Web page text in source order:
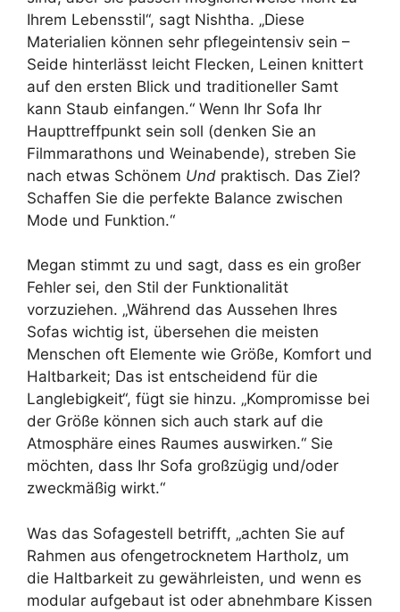
Ihrem Lebensstil“, sagt Nishtha. „Diese
Materialien können sehr pflegeintensiv sein –
Seide hinterlässt leicht Flecken, Leinen knittert
auf den ersten Blick und traditioneller Samt
kann Staub einfangen.“ Wenn Ihr Sofa Ihr
Haupttreffpunkt sein soll (denken Sie an
Filmmarathons und Weinabende), streben Sie
nach etwas Schönem Und praktisch. Das Ziel?
Schaffen Sie die perfekte Balance zwischen
Mode und Funktion.“
Megan stimmt zu und sagt, dass es ein großer
Fehler sei, den Stil der Funktionalität
vorzuziehen. „Während das Aussehen Ihres
Sofas wichtig ist, übersehen die meisten
Menschen oft Elemente wie Größe, Komfort und
Haltbarkeit; Das ist entscheidend für die
Langlebigkeit“, fügt sie hinzu. „Kompromisse bei
der Größe können sich auch stark auf die
Atmosphäre eines Raumes auswirken.“ Sie
möchten, dass Ihr Sofa großzügig und/oder
zweckmäßig wirkt.“
Was das Sofagestell betrifft, „achten Sie auf
Rahmen aus ofengetrocknetem Hartholz, um
die Haltbarkeit zu gewährleisten, und wenn es
modular aufgebaut ist oder abnehmbare Kissen